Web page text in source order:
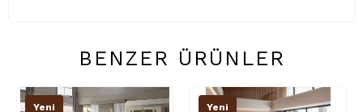
BENZER ÜRÜNLER
Yeni Yeni